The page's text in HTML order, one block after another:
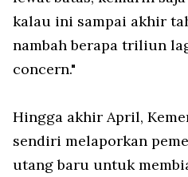
kalau ini sampai akhir
nambah berapa triliun
concern."
Hingga akhir April,
sendiri melaporkan
utang baru untuk